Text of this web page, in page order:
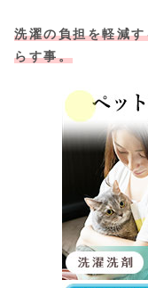
洗濯の負担を軽減
らす事。